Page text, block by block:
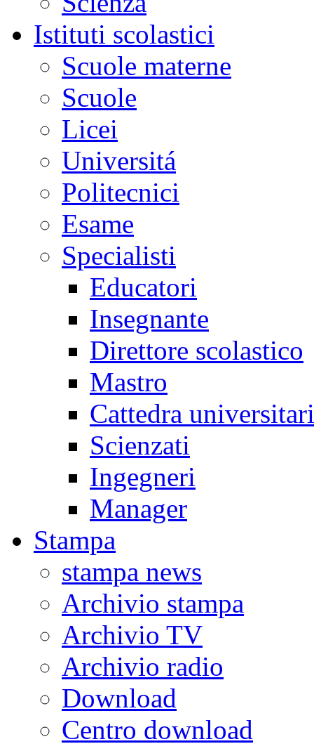
Istituti scolastici
Scuole materne
Scuole
Licei
Universitá
Politecnici
Esame
Specialisti
Educatori
Insegnante
Direttore scolastico
Mastro
Cattedra
Scienzati
Ingegneri
Manager
Stampa
stampa news
Archivio stampa
Archivio TV
Archivio radio
Download
Centro download